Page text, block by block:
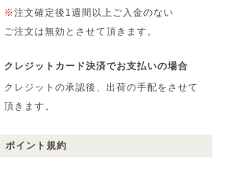
※注文確定後1週間以上ご入金のない
ご注文は無効とさせて頂きます。
クレジットカード決済でお支払いの場合
クレジットの承認後、出荷の手配をさせて
頂きます。
ポイント規約